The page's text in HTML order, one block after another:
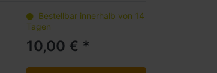
Bestellbar innerhalb von 14
Tagen
10,00 € *